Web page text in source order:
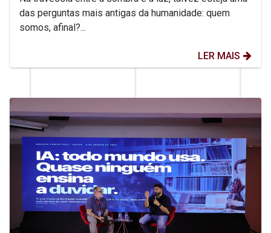
das perguntas mais antigas da humanidade: quem
somos, afinal?...
LER MAIS